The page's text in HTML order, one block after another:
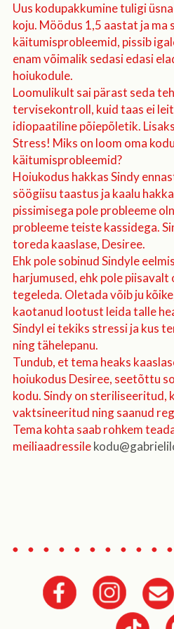
Uus kodupakkumine tuligi
koju. Möödus 1,5 aastat ja ma
käitumisprobleemid, pissib
enam võimalik sedasi edasi
hoiukodule.
Loomulikult sai pärast seda
tervisekontroll, kuid taas ei
idiopaatiline põiepõletik.
Stress! Miks on loom oma
käitumisprobleemid?
Hoiukodus hakkas Sindy
söögiisu taastus ja kaalu
pissimisega pole probleeme
probleeme teiste kassidega.
toreda kaaslase, Desiree.
Ehk pole sobinud Sindyle
harjumused, ehk pole piisavalt
tegeleda. Oletada võib ju
kaotanud lootust leida talle
Sindyl ei tekiks stressi ja kus
ning tähelepanu.
Tundub, et tema heaks
hoiukodus Desiree, seetõttu
kodu. Sindy on steriliseeritud,
vaktsineeritud ning saanud
Tema kohta saab rohkem
meiliaadressile